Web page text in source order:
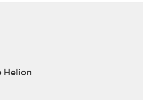
Helion